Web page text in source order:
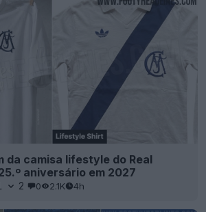
da camisa lifestyle do Real
aniversário em 2027
2 0 2.1K 4h